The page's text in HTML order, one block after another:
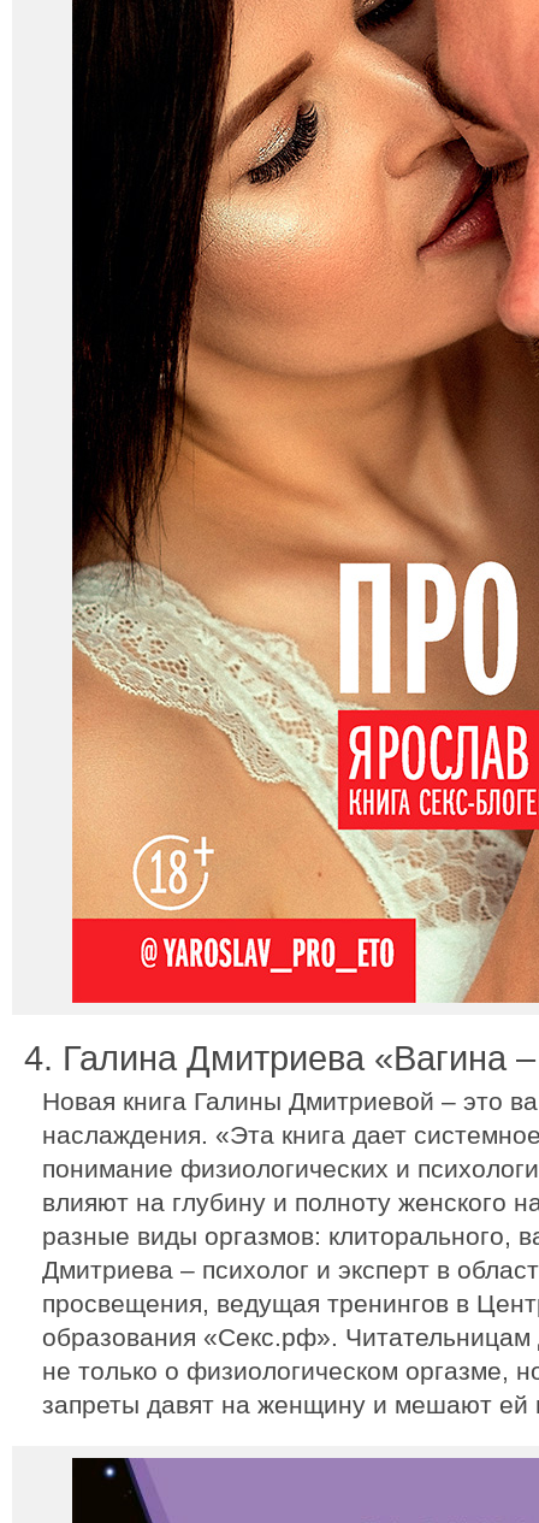
4. Галина Дмитриева «Вагина
Новая книга Галины Дмитриевой – это
наслаждения. «Эта книга дает
понимание физиологических и
влияют на глубину и полноту женского
разные виды оргазмов: клиторального,
Дмитриева – психолог и эксперт в
просвещения, ведущая тренингов в
образования «Секс.рф».
не только о физиологическом оргазме,
запреты давят на женщину и мешают ей